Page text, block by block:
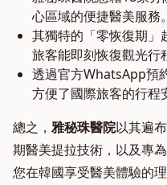
心區域的便捷醫美服務。
其獨特的「零恢復期」
旅客能即刻恢復觀光行
透過官方WhatsApp預
方便了國際旅客的行程
總之， 雅秘珠醫院以其遍
期醫美提拉技術，以及專
您在韓國享受醫美體驗的